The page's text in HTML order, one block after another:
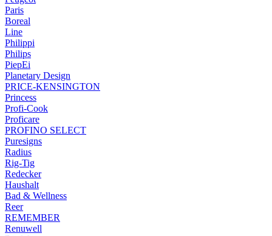
Paris
Boreal
Line
Philippi
Philips
PiepEi
Planetary Design
PRICE-KENSINGTON
Princess
Profi-Cook
Proficare
PROFINO SELECT
Puresigns
Radius
Rig-Tig
Redecker
Haushalt
Bad & Wellness
Reer
REMEMBER
Renuwell